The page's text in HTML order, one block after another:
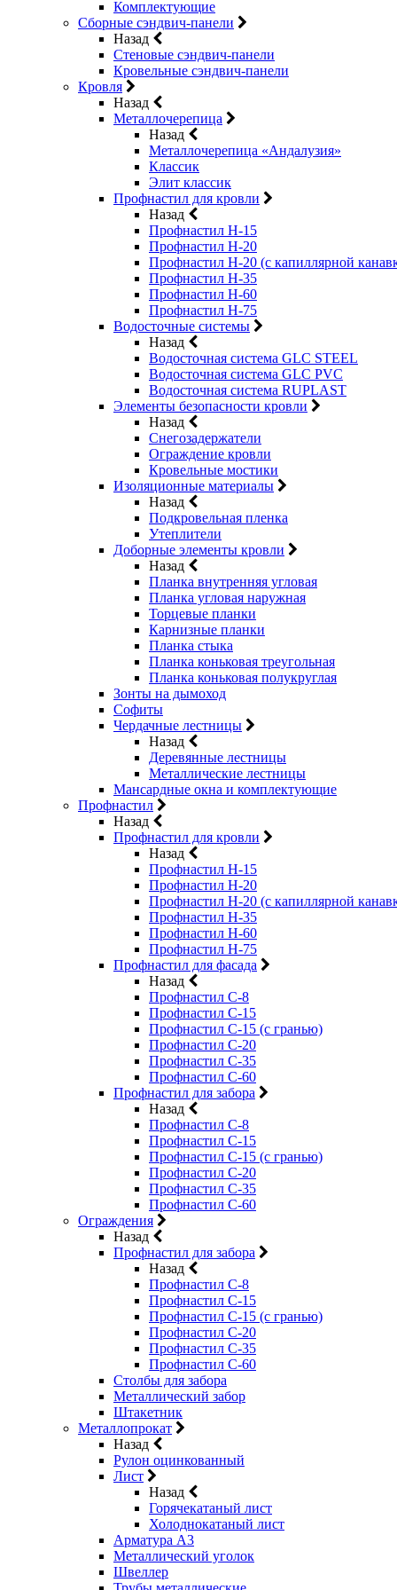
Комплектующие
Сборные сэндвич-панели
Назад
Стеновые сэндвич-панели
Кровельные сэндвич-панели
Кровля
Назад
Металлочерепица
Назад
Металлочерепица «Андалузия»
Классик
Элит классик
Профнастил для кровли
Назад
Профнастил Н-15
Профнастил Н-20
Профнастил Н-20 (с капиллярной
Профнастил Н-35
Профнастил Н-60
Профнастил Н-75
Водосточные системы
Назад
Водосточная система GLC STEEL
Водосточная система GLC PVC
Водосточная система RUPLAST
Элементы безопасности кровли
Назад
Снегозадержатели
Ограждение кровли
Кровельные мостики
Изоляционные материалы
Назад
Подкровельная пленка
Утеплители
Доборные элементы кровли
Назад
Планка внутренняя угловая
Планка угловая наружная
Торцевые планки
Карнизные планки
Планка стыка
Планка коньковая треугольная
Планка коньковая полукруглая
Зонты на дымоход
Софиты
Чердачные лестницы
Назад
Деревянные лестницы
Металлические лестницы
Мансардные окна и комплектующие
Профнастил
Назад
Профнастил для кровли
Назад
Профнастил Н-15
Профнастил Н-20
Профнастил Н-20 (с капиллярной
Профнастил Н-35
Профнастил Н-60
Профнастил Н-75
Профнастил для фасада
Назад
Профнастил С-8
Профнастил С-15
Профнастил С-15 (с гранью)
Профнастил С-20
Профнастил С-35
Профнастил С-60
Профнастил для забора
Назад
Профнастил С-8
Профнастил С-15
Профнастил С-15 (с гранью)
Профнастил С-20
Профнастил С-35
Профнастил С-60
Ограждения
Назад
Профнастил для забора
Назад
Профнастил С-8
Профнастил С-15
Профнастил С-15 (с гранью)
Профнастил С-20
Профнастил С-35
Профнастил С-60
Столбы для забора
Металлический забор
Штакетник
Металлопрокат
Назад
Рулон оцинкованный
Лист
Назад
Горячекатаный лист
Холоднокатаный лист
Арматура А3
Металлический уголок
Швеллер